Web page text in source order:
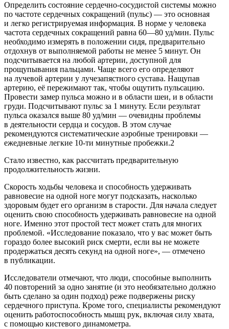
Определить состояние сердечно-сосудистой системы можно
по частоте сердечных сокращений (пульс) — это основная
и легко регистрируемая информация. В норме у человека
частота сердечных сокращений равна 60—80 уд/мин. Пульс
необходимо измерять в положении сидя, предварительно
отдохнув от выполняемой работы не менее 5 минут. Он
подсчитывается на любой артерии, доступной для
прощупывания пальцами. Чаще всего его определяют
на лучевой артерии у лучезапястного сустава. Нащупав
артерию, её пережимают так, чтобы ощутить пульсацию.
Провести замер пульса можно и в области шеи, и в области
груди. Подсчитывают пульс за 1 минуту. Если результат
пульса оказался выше 80 уд/мин — очевидны проблемы
в деятельности сердца и сосудов. В этом случае
рекомендуются систематические аэробные тренировки —
ежедневные легкие 10-ти минутные пробежки.2
Стало известно, как рассчитать предварительную
продолжительность жизни.
Скорость ходьбы человека и способность удерживать
равновесие на одной ноге могут подсказать, насколько
здоровым будет его организм в старости. Для начала следует
оценить свою способность удерживать равновесие на одной
ноге. Именно этот простой тест может стать для многих
проблемой. «Исследование показало, что у вас может быть
гораздо более высокий риск смерти, если вы не можете
продержаться десять секунд на одной ноге», — отмечено
в публикации.
Исследователи отмечают, что люди, способные выполнить
40 повторений за одно занятие (и это необязательно должно
быть сделано за один подход) реже подвержены риску
сердечного приступа. Кроме того, специалисты рекомендуют
оценить работоспособность мышц рук, включая силу хвата,
с помощью кистевого динамометра.